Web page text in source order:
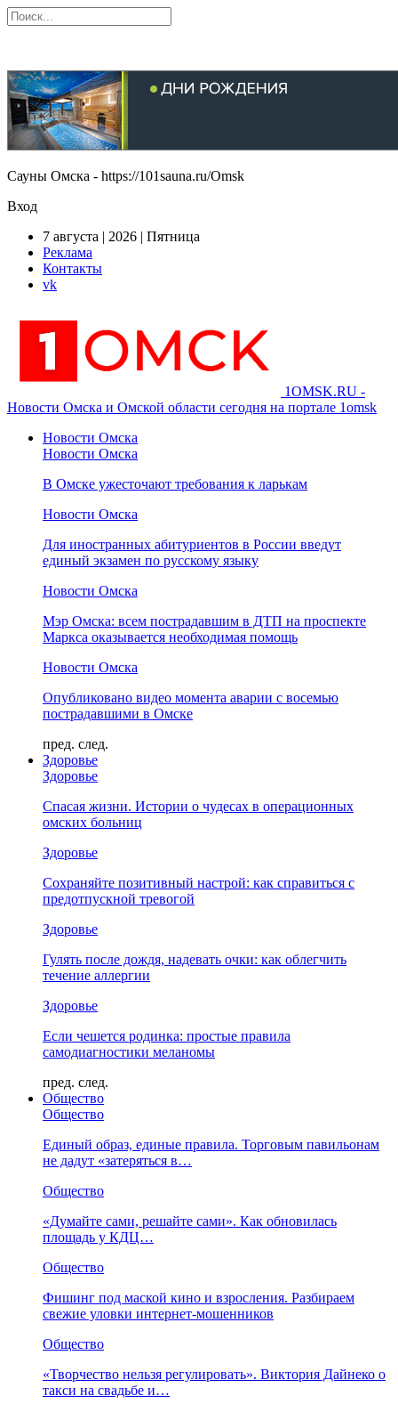
Сауны Омска - https://101sauna.ru/Omsk
Вход
7 августа | 2026 | Пятница
Реклама
Контакты
vk
1OMSK.RU -
Новости Омска и Омской области сегодня на портале 1omsk
Новости Омска
Новости Омска
В Омске ужесточают требования к ларькам
Новости Омска
Для иностранных абитуриентов в России введут
единый экзамен по русскому языку
Новости Омска
Мэр Омска: всем пострадавшим в ДТП на проспекте
Маркса оказывается необходимая помощь
Новости Омска
Опубликовано видео момента аварии с восемью
пострадавшими в Омске
пред. след.
Здоровье
Здоровье
Спасая жизни. Истории о чудесах в операционных
омских больниц
Здоровье
Сохраняйте позитивный настрой: как справиться с
предотпускной тревогой
Здоровье
Гулять после дождя, надевать очки: как облегчить
течение аллергии
Здоровье
Если чешется родинка: простые правила
самодиагностики меланомы
пред. след.
Общество
Общество
Единый образ, единые правила. Торговым павильонам
не дадут «затеряться в…
Общество
«Думайте сами, решайте сами». Как обновилась
площадь у КДЦ…
Общество
Фишинг под маской кино и взросления. Разбираем
свежие уловки интернет-мошенников
Общество
«Творчество нельзя регулировать». Виктория Дайнеко о
такси на свадьбе и…